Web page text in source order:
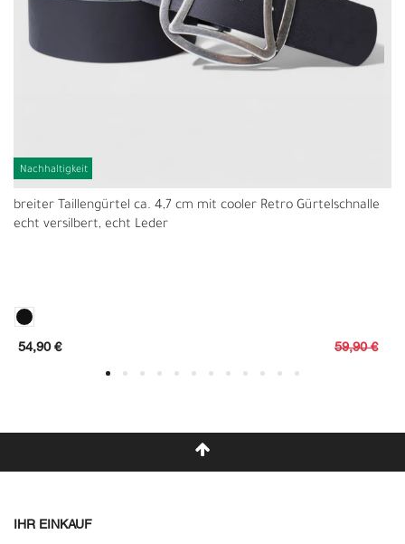
Nachhaltigkeit
breiter Taillengürtel ca. 4,7 cm mit cooler Retro Gürtelschnalle
echt versilbert, echt Leder
59,90 €
54,90 €
IHR EINKAUF